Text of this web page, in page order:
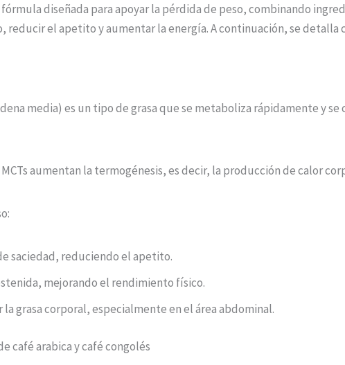
fórmula diseñada para apoyar la pérdida de peso, combinando
reducir el apetito y aumentar la energía. A continuación, se detalla
media) es un tipo de grasa que se metaboliza rápidamente y
aumentan la termogénesis, es decir, la producción de calor
saciedad, reduciendo el apetito.
mejorando el rendimiento físico.
grasa corporal, especialmente en el área abdominal.
café arabica y café congolés